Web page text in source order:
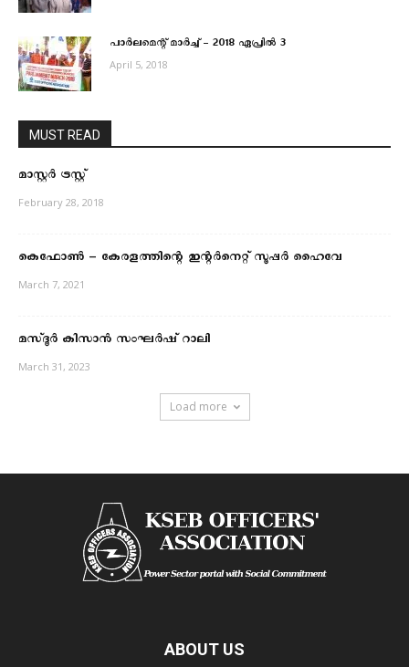
പാര്‍ലമെന്റ് മാര്‍ച്ച് – 2018 ഏപ്രില്‍ 3
April 5, 2018
MUST READ
മാസ്റ്റര്‍ ട്രസ്റ്റ്
February 28, 2018
കെഫോൺ – കേരളത്തിന്റെ ഇന്റർനെറ്റ് സൂപ്പർ ഹൈവേ
March 7, 2021
മസ്‌ദൂര്‍ കിസാന്‍ സംഘര്‍ഷ് റാലി
March 31, 2023
Load more
ABOUT US